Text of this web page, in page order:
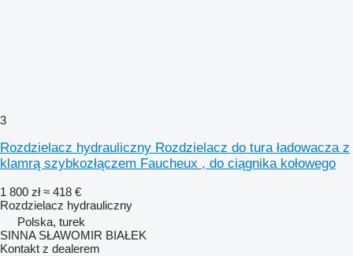
3
Rozdzielacz hydrauliczny Rozdzielacz do tura ładowacza z
klamrą szybkozłączem Faucheux , do ciągnika kołowego
1 800 zł ≈ 418 €
Rozdzielacz hydrauliczny
Polska, turek
SINNA SŁAWOMIR BIAŁEK
Kontakt z dealerem